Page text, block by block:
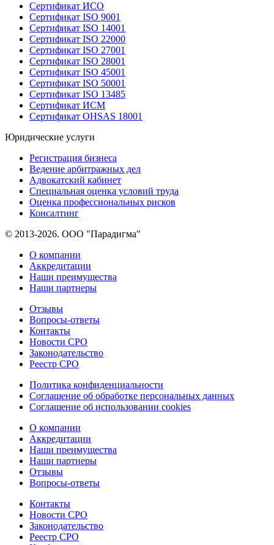
Сертификат ИСО
Сертификат ISO 9001
Сертификат ISO 14001
Сертификат ISO 22000
Сертификат ISO 27001
Сертификат ISO 28001
Сертификат ISO 45001
Сертификат ISO 50001
Сертификат ISO 13485
Сертификат ИСМ
Сертификат OHSAS 18001
Юридические услуги
Регистрация бизнеса
Ведение арбитражных дел
Адвокатский кабинет
Специальная оценка условий труда
Оценка профессиональных рисков
Консалтинг
© 2013-2026. ООО "Парадигма"
О компании
Аккредитации
Наши преимущества
Наши партнеры
Отзывы
Вопросы-ответы
Контакты
Новости СРО
Законодательство
Реестр СРО
Политика конфиденциальности
Соглашение об обработке персональных данных
Соглашение об использовании cookies
О компании
Аккредитации
Наши преимущества
Наши партнеры
Отзывы
Вопросы-ответы
Контакты
Новости СРО
Законодательство
Реестр СРО